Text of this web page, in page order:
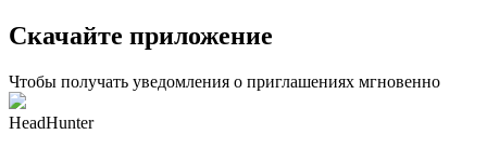
Скачайте приложение
Чтобы получать уведомления о приглашениях мгновенно
HeadHunter